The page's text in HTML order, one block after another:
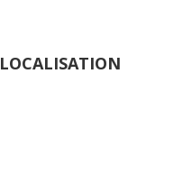
LOCALISATION